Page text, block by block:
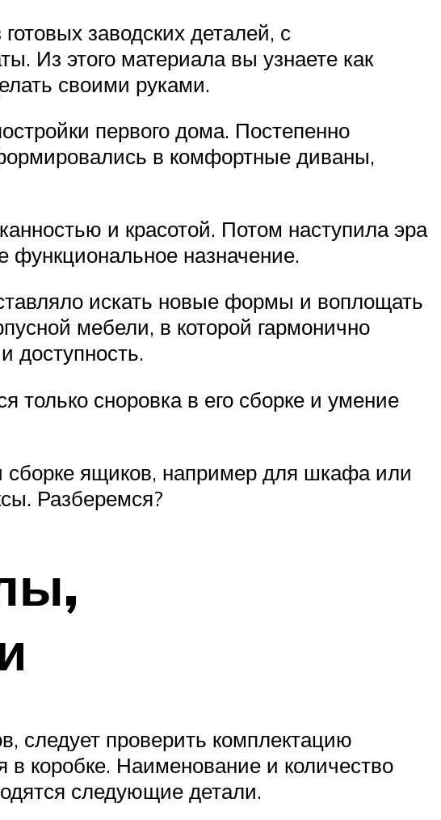
заводских деталей, с
Из этого материала вы узнаете как
своими руками.
первого дома. Постепенно
в комфортные диваны,
и красотой. Потом наступила эра
назначение.
искать новые формы и воплощать
мебели, в которой гармонично
доступность.
только сноровка в его сборке и умение
сборке ящиков, например для шкафа или
Разберемся?
следует проверить комплектацию
коробке. Наименование и количество
следующие детали.